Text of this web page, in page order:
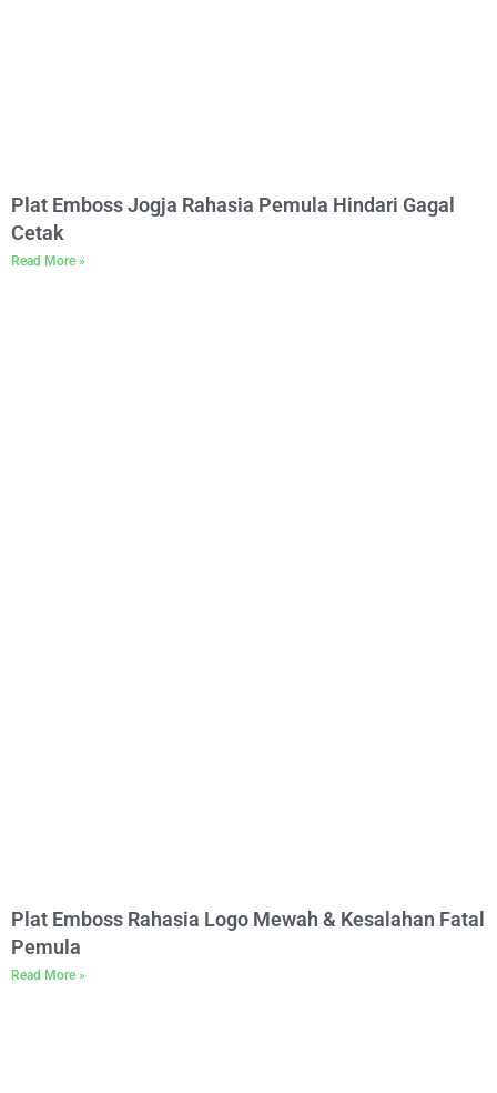
Plat Emboss Jogja Rahasia Pemula Hindari Gagal
Cetak
Read More »
Plat Emboss Rahasia Logo Mewah & Kesalahan Fatal
Pemula
Read More »